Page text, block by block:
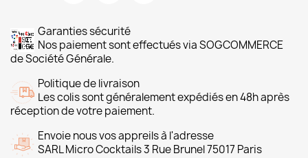
Garanties sécurité
Nos paiement sont effectués via SOGCOMMERCE
de Société Générale.
Politique de livraison
Les colis sont généralement expédiés en 48h après
réception de votre paiement.
Envoie nous vos appreils à l'adresse
SARL Micro Cocktails 3 Rue Brunel 75017 Paris